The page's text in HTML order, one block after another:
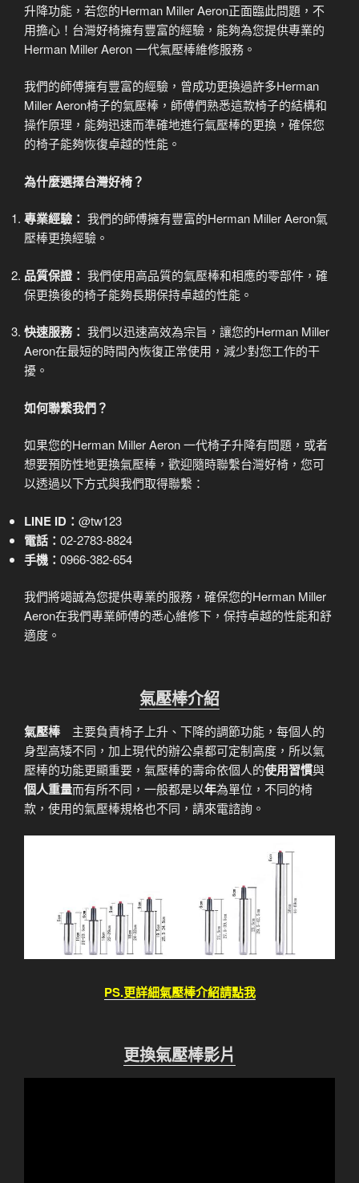
升降功能，若您的Herman Miller Aeron正面臨此問題，不
用擔心！台灣好椅擁有豐富的經驗，能夠為您提供專業的
Herman Miller Aeron 一代氣壓棒維修服務。
我們的師傅擁有豐富的經驗，曾成功更換過許多Herman
Miller Aeron椅子的氣壓棒，師傅們熟悉這款椅子的結構和
操作原理，能夠迅速而準確地進行氣壓棒的更換，確保您
的椅子能夠恢復卓越的性能。
為什麼選擇台灣好椅？
專業經驗： 我們的師傅擁有豐富的Herman Miller Aeron氣
壓棒更換經驗。
品質保證： 我們使用高品質的氣壓棒和相應的零部件，確
保更換後的椅子能夠長期保持卓越的性能。
快速服務： 我們以迅速高效為宗旨，讓您的Herman Miller
Aeron在最短的時間內恢復正常使用，減少對您工作的干
擾。
如何聯繫我們？
如果您的Herman Miller Aeron 一代椅子升降有問題，或者
想要預防性地更換氣壓棒，歡迎隨時聯繫台灣好椅，您可
以透過以下方式與我們取得聯繫：
LINE ID： @tw123
電話： 02-2783-8824
手機： 0966-382-654
我們將竭誠為您提供專業的服務，確保您的Herman Miller
Aeron在我們專業師傅的悉心維修下，保持卓越的性能和舒
適度。
氣壓棒介紹
氣壓棒主要負責椅子上升、下降的調節功能，每個人的
身型高矮不同，加上現代的辦公桌都可定制高度，所以氣
壓棒的功能更顯重要，氣壓棒的壽命依個人的使用習慣與
個人重量而有所不同，一般都是以年為單位，不同的椅
款，使用的氣壓棒規格也不同，請來電諮詢。
PS.更詳細氣壓棒介紹請點我
更換氣壓棒影片